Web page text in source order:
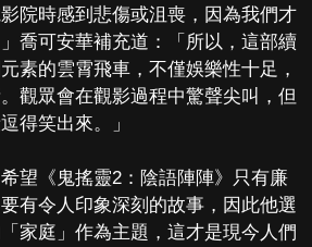
院時感到悲傷或沮喪，因為我們才
喬可安華補充道：「所以，這部續
素的雲霄飛車，不僅娛樂性十足，
觀眾會在觀影過程中驚聲尖叫，但
得笑出來。」
望《鬼搖靈2：陰語陣陣》只有廉
有令人印象深刻的故事，因此他選
家庭」作為主題，這才是現今人們